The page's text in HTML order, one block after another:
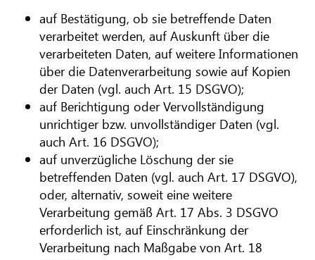
auf Bestätigung, ob sie betreffende Daten
verarbeitet werden, auf Auskunft über die
verarbeiteten Daten, auf weitere Informationen
über die Datenverarbeitung sowie auf Kopien
der Daten (vgl. auch Art. 15 DSGVO);
auf Berichtigung oder Vervollständigung
unrichtiger bzw. unvollständiger Daten (vgl.
auch Art. 16 DSGVO);
auf unverzügliche Löschung der sie
betreffenden Daten (vgl. auch Art. 17 DSGVO),
oder, alternativ, soweit eine weitere
Verarbeitung gemäß Art. 17 Abs. 3 DSGVO
erforderlich ist, auf Einschränkung der
Verarbeitung nach Maßgabe von Art. 18